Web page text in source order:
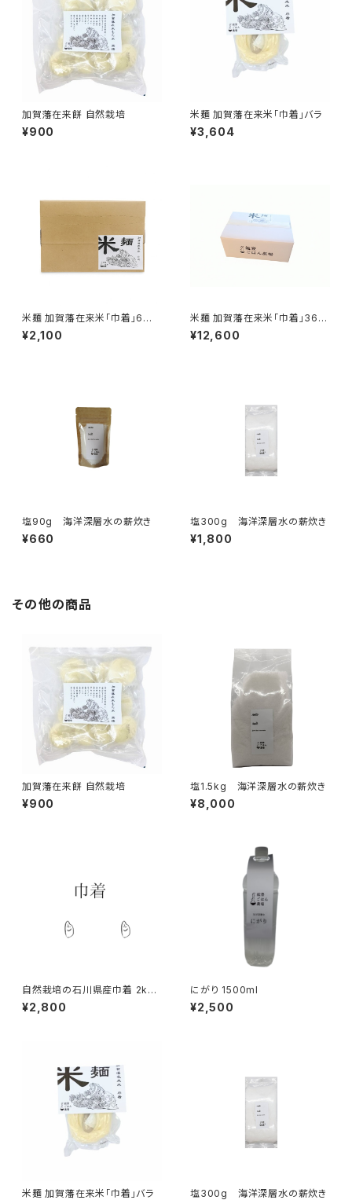
加賀藩在来餅 自然栽培
¥900
米麺 加賀藩在来米「巾着」バラ
¥3,604
米麺 加賀藩在来米「巾着」6食
入
¥2,100
米麺 加賀藩在来米「巾着」36食
入
¥12,600
塩90g 海洋深層水の薪炊き
¥660
塩300g 海洋深層水の薪炊き
¥1,800
その他の商品
加賀藩在来餅 自然栽培
¥900
塩1.5kg 海洋深層水の薪炊き
¥8,000
自然栽培の石川県産巾着 2kg
2025年
¥2,800
にがり 1500ml
¥2,500
米麺 加賀藩在来米「巾着」バラ 塩300g 海洋深層水の薪炊き